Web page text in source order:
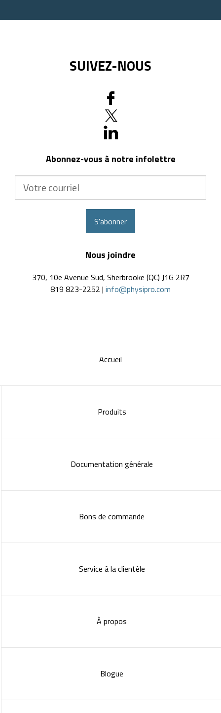
SUIVEZ-NOUS
Abonnez-vous à notre infolettre
S'abonner
Nous joindre
370, 10e Avenue Sud, Sherbrooke (QC) J1G 2R7
819 823-2252 | info@physipro.com
Accueil
Produits
Documentation générale
Bons de commande
Service à la clientèle
À propos
Blogue